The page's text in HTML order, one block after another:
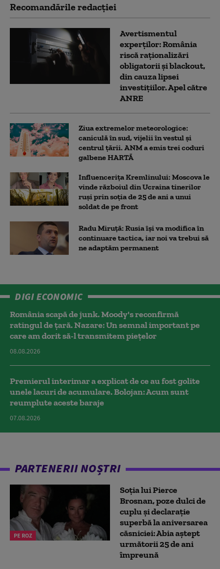
Recomandările redacţiei
Avertismentul
experților: România
riscă raționalizări
obligatorii și blackout,
din cauza lipsei
investițiilor. Apel către
ANRE
Ziua extremelor meteorologice:
caniculă în sud, vijelii în vestul și
centrul țării. ANM a emis trei coduri
galbene HARTĂ
Influencerița Kremlinului: Moscova le
vinde războiul din Ucraina tinerilor
ruși prin soția de 25 de ani a unui
soldat de pe front
Radu Miruță: Rusia își va modifica în
continuare tactica, iar noi va trebui să
ne adaptăm permanent
DIGI ECONOMIC
România scapă de junk. Moody's reconfirmă
ratingul de țară. Nazare: Un semnal important pe
care am dorit să-l transmitem piețelor
08.08.2026
Premierul interimar a explicat de ce au fost golite
unele lacuri de acumulare. Bolojan: Acum sunt
reumplute aceste baraje
07.08.2026
PARTENERII NOȘTRI
PE ROZ
Soția lui Pierce
Brosnan, poze dulci de
cuplu și declarație
superbă la aniversarea
căsniciei: Abia aștept
următorii 25 de ani
împreună